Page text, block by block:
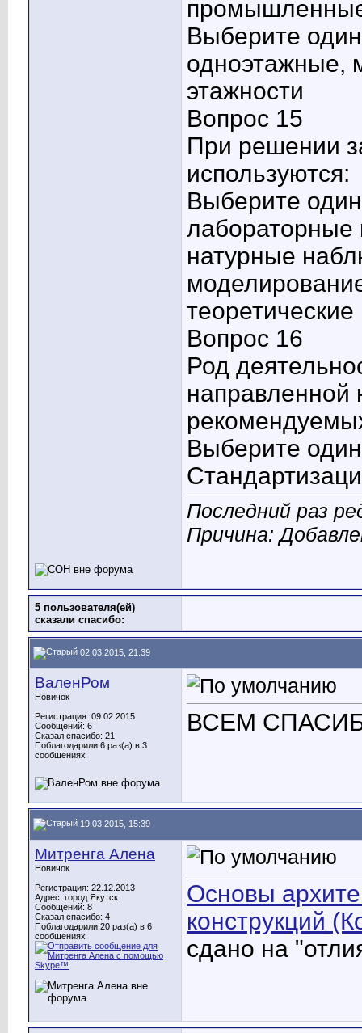
Выберите
одноэтажные,
этажности
Вопрос 15
При решении
используются:
Выберите
лабораторные
натурные
Вопрос 16
Род
направленной
Выберите
Последний раз
Причина:
5 пользователя(ей)
сказали cпасибо:
02.03.2015, 21:39
ВаленРом
Новичок
Регистрация: 09.02.2015
Сообщений: 6
Сказал спасибо: 21
Поблагодарили 6 раз(а) в 3
сообщениях
ВСЕМ
19.03.2015, 15:39
Митренга Алена
Новичок
Регистрация: 22.12.2013
Адрес: город Якутск
Сообщений: 8
Сказал спасибо: 4
Поблагодарили 20 раз(а) в 6
сообщениях
Основы
конструкций
сдано на